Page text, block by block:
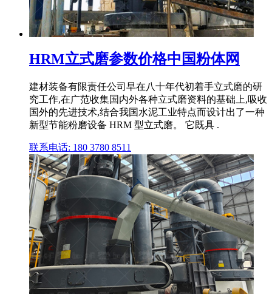
HRM立式磨参数价格中国粉体网
建材装备有限责任公司早在八十年代初着手立式磨的研
究工作,在广范收集国内外各种立式磨资料的基础上,吸收
国外的先进技术,结合我国水泥工业特点而设计出了一种
新型节能粉磨设备 HRM 型立式磨。 它既具 .
联系电话: 180 3780 8511